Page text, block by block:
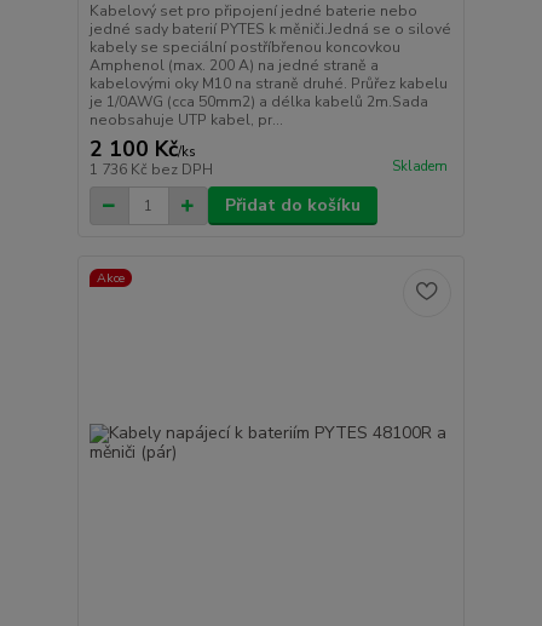
Kabelový set pro připojení jedné baterie nebo
jedné sady baterií PYTES k měniči.Jedná se o silové
kabely se speciální postříbřenou koncovkou
Amphenol (max. 200 A) na jedné straně a
kabelovými oky M10 na straně druhé. Průřez kabelu
je 1/0AWG (cca 50mm2) a délka kabelů 2m.Sada
neobsahuje UTP kabel, pr...
2 100 Kč/ks
1 736 Kč bez DPH Skladem
Přidat do košíku
Akce